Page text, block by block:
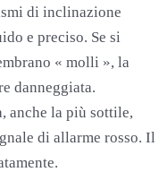
di inclinazione
e preciso. Se si
« molli », la
danneggiata.
anche la più sottile,
di allarme rosso. Il